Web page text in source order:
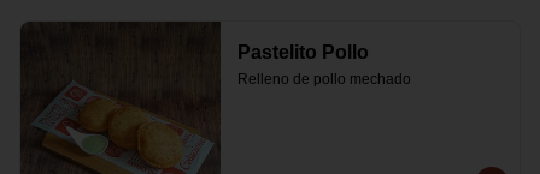
Pastelito Pollo
Relleno de pollo mechado